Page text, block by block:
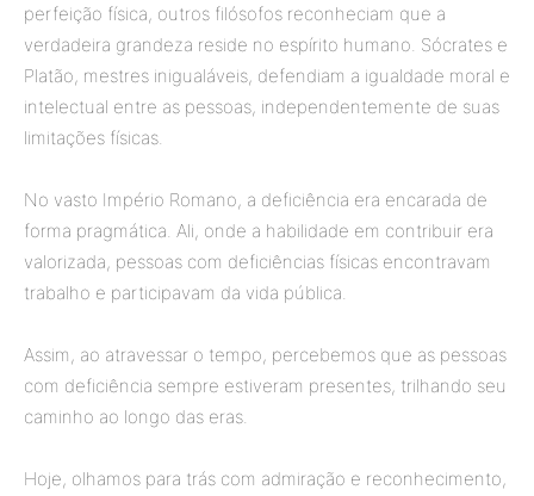
perfeição física, outros filósofos reconheciam que a
verdadeira grandeza reside no espírito humano. Sócrates e
Platão, mestres inigualáveis, defendiam a igualdade moral e
intelectual entre as pessoas, independentemente de suas
limitações físicas.
No vasto Império Romano, a deficiência era encarada de
forma pragmática. Ali, onde a habilidade em contribuir era
valorizada, pessoas com deficiências físicas encontravam
trabalho e participavam da vida pública.
Assim, ao atravessar o tempo, percebemos que as pessoas
com deficiência sempre estiveram presentes, trilhando seu
caminho ao longo das eras.
Hoje, olhamos para trás com admiração e reconhecimento,